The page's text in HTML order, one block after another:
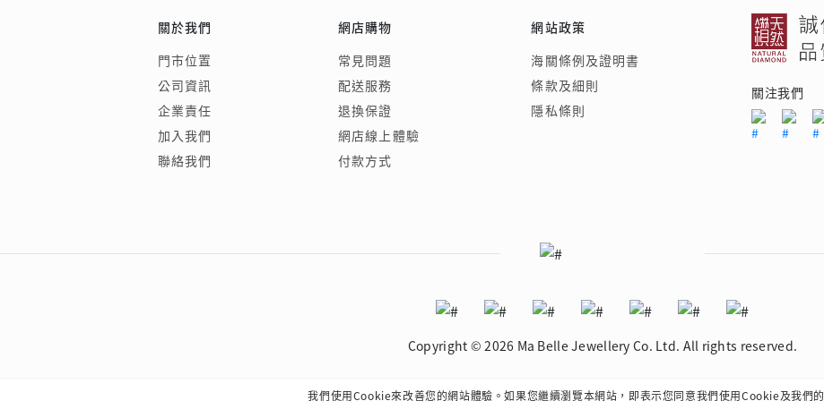
我們使用Cookie來改善您的網站體驗。如果您繼續瀏覽本網站，即表示您同意我們使用Cookie及我們的
關於我們
門市位置
公司資訊
企業責任
加入我們
聯絡我們
網店購物
常見問題
配送服務
退換保證
網店線上體驗
付款方式
網站政策
海關條例及證明書
條款及細則
隱私條則
關注我們
Copyright © 2026 Ma Belle Jewellery Co. Ltd. All rights reserved.